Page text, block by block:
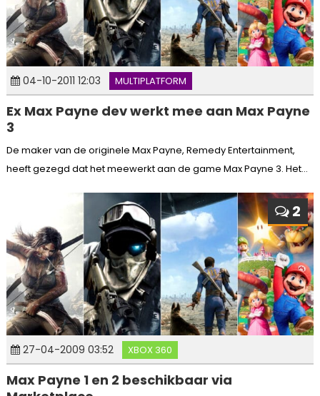
04-10-2011 12:03 MULTIPLATFORM
Ex Max Payne dev werkt mee aan Max Payne
3
De maker van de originele Max Payne, Remedy Entertainment,
heeft gezegd dat het meewerkt aan de game Max Payne 3. Het...
2
27-04-2009 03:52 XBOX 360
Max Payne 1 en 2 beschikbaar via